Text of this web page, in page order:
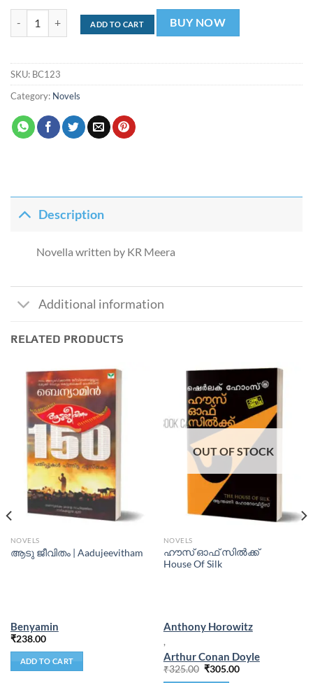
മീരയുടെ നോവെല്ലകൾ | Meerayude novellakal quantity
ADD TO CART BUY NOW
SKU: BC123
Category: Novels
Description
Novella written by KR Meera
Additional information
RELATED PRODUCTS
NOVELS
ആടു ജീവിതം | Aadujeevitham
Benyamin
₹238.00
ADD TO CART
OUT OF STOCK
NOVELS
ഹൗസ് ഓഫ് സിൽക്ക്
House Of Silk
Anthony Horowitz
,
Arthur Conan Doyle
₹325.00 ₹305.00